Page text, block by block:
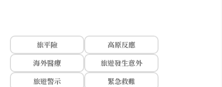
旅平險
高原反應
海外醫療
旅遊發生意外
旅遊警示
緊急救難